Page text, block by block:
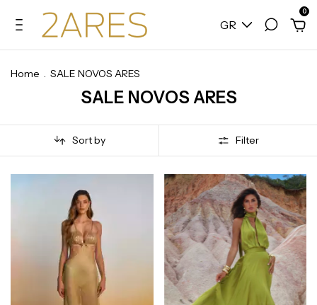
GR
0
Home . SALE NOVOS ARES
SALE NOVOS ARES
Sort by Filter